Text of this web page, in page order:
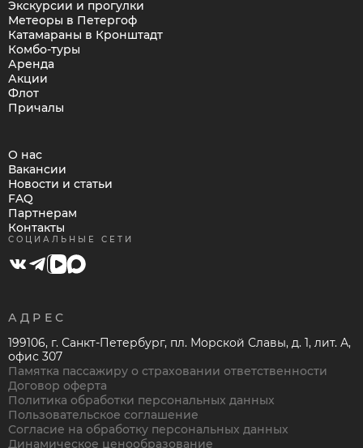
Экскурсии и прогулки
Метеоры в Петергоф
Катамараны в Кронштадт
Комбо-туры
Аренда
Акции
Флот
Причалы
О нас
Вакансии
Новости и статьи
FAQ
Партнерам
Контакты
СОЦИАЛЬНЫЕ СЕТИ
АДРЕС
199106, г. Санкт-Петербург, пл. Морской Славы, д. 1, лит. А,
офис 307
Памятка пассажиру о страховании ответственности
Договор оферта
Политика обработки персональных данных
Пользовательское соглашение
Согласие на обработку персональных данных
Динамическое ценообразование